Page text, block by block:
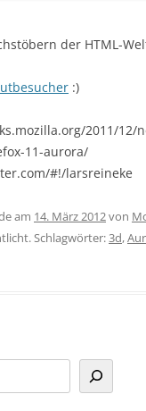
der HTML-
:)
2011/12/
11-aurora/
#!/larsreineke
am 14. März 2012von
Schlagwörter:3d,